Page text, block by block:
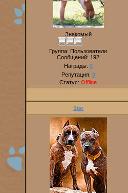
Знакомый
Группа: Пользователи
Сообщений: 192
Награды: 0
Репутация: 8
Статус: Offline
Star